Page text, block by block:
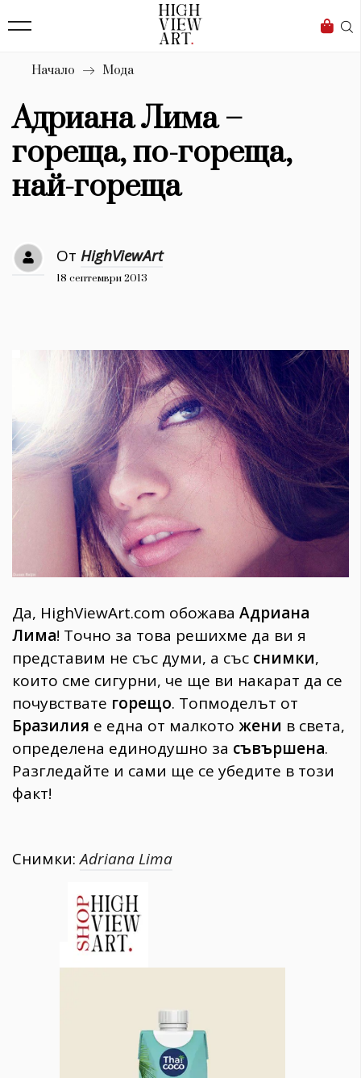
Бизнес
Мода
Dialogue
Изкуство
4340
Красота
Дизайн
Книги
1970
Гурме 1710
Пътувай
237
Здраве 389
Gentlemen
382
Wellness
ПОСЛЕДВАЙТЕ
НИ
Начало Мода
Адриана Лима –
гореща, по-гореща,
най-гореща
От HighViewArt
18 септември 2013
Да, HighViewArt.com обожава Адриана
Лима! Точно за това решихме да ви я
представим не със думи, а със снимки,
които сме сигурни, че ще ви накарат да се
почувствате горещо. Топмоделът от
Бразилия е една от малкото жени в света,
определена единодушно за съвършена.
Разгледайте и сами ще се убедите в този
факт!
Снимки:Adriana Lima